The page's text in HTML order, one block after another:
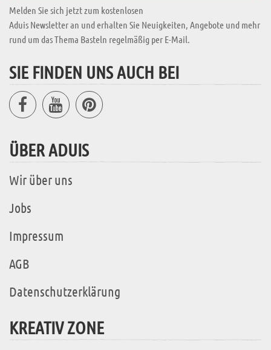
Melden Sie sich jetzt zum kostenlosen
Aduis Newsletter an und erhalten Sie Neuigkeiten, Angebote und mehr
rund um das Thema Basteln regelmäßig per E-Mail.
SIE FINDEN UNS AUCH BEI
ÜBER ADUIS
Wir über uns
Jobs
Impressum
AGB
Datenschutzerklärung
KREATIV ZONE